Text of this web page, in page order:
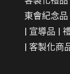
東會紀念品
| 宣導品 |
| 客製化商